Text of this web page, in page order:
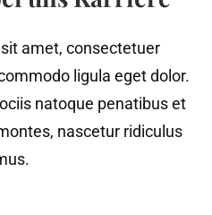
amet, consectetuer
ligula eget dolor.
natoque penatibus et
nascetur ridiculus